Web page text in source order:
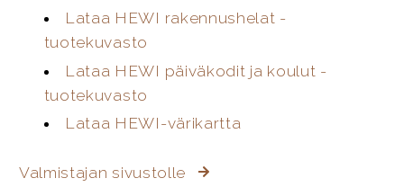
Lataa HEWI rakennushelat -
tuotekuvasto
Lataa HEWI päiväkodit ja koulut -
tuotekuvasto
Lataa HEWI-värikartta
Valmistajan sivustolle